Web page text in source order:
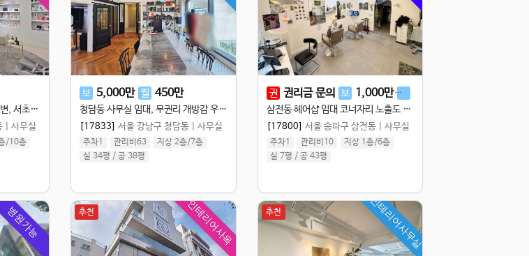
양재역 역세권 강남대로 대로변, 서초동 화이트 인테리어 무상인수 중소형 사무실
사무실
/10층
보 5,000만 월 450만
청담동 사무실 임대, 무권리 개방감 우수한 복층
[17833] 서울 강남구 청담동 사무실
주차1 관리비63 지상 2층/7층
실 34평 / 공 38평
권 권리금 문의 보 1,000만 월
삼전동 헤어샵 임대 코너자리 노출도 최상 빠른 입주 가능
[17800] 서울 송파구 삼전동 사무실
주차1 관리비10 지상 1층/6층
실 7평 / 공 43평
병원가능 인테리어사옥
추천 인테리어사무실
추천